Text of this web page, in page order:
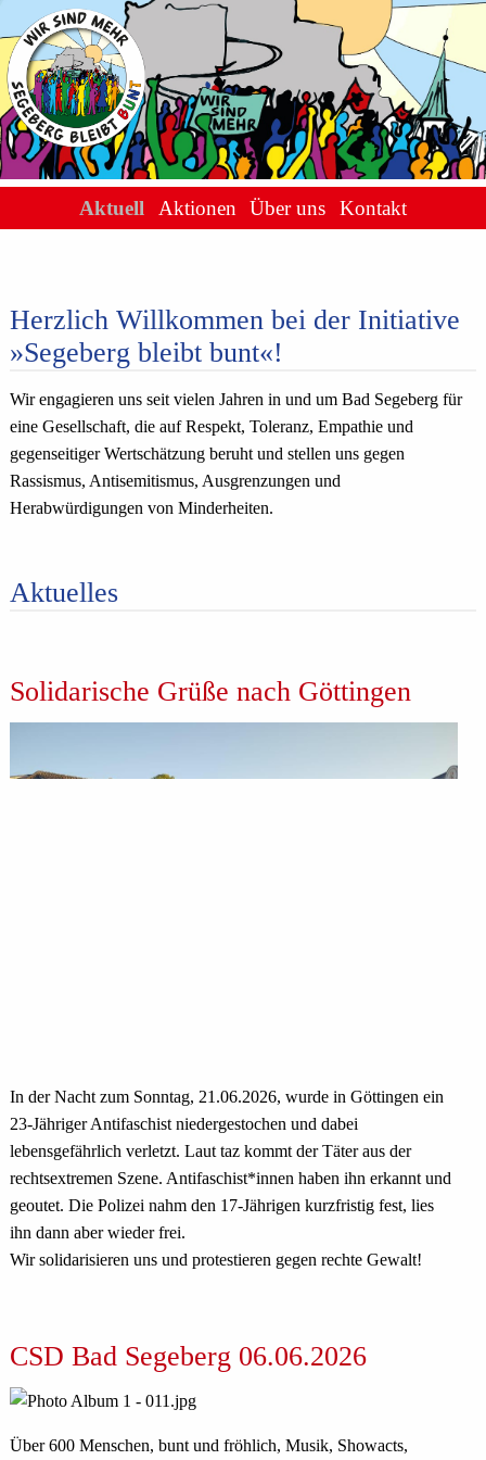
Aktuell Aktionen Über uns Kontakt
Herzlich Willkommen bei der Initiative
»Segeberg bleibt bunt«!
Wir engagieren uns seit vielen Jahren in und um Bad Segeberg für
eine Gesellschaft, die auf Respekt, Toleranz, Empathie und
gegenseitiger Wertschätzung beruht und stellen uns gegen
Rassismus, Antisemitismus, Ausgrenzungen und
Herabwürdigungen von Minderheiten.
Aktuelles
Solidarische Grüße nach Göttingen
In der Nacht zum Sonntag, 21.06.2026, wurde in Göttingen ein
23-Jähriger Antifaschist niedergestochen und dabei
lebensgefährlich verletzt. Laut taz kommt der Täter aus der
rechtsextremen Szene. An­ti­fa­schis­t*in­nen haben ihn erkannt und
geoutet. Die Polizei nahm den 17-Jährigen kurzfristig fest, lies
ihn dann aber wieder frei.
Wir solidarisieren uns und protestieren gegen rechte Gewalt!
CSD Bad Segeberg 06.06.2026
Über 600 Menschen, bunt und fröhlich, Musik, Showacts,